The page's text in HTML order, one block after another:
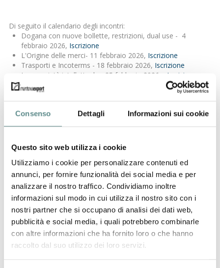
Consenso Dettagli Informazioni sui cookie
Questo sito web utilizza i cookie
Utilizziamo i cookie per personalizzare contenuti ed
annunci, per fornire funzionalità dei social media e per
analizzare il nostro traffico. Condividiamo inoltre
informazioni sul modo in cui utilizza il nostro sito con i
nostri partner che si occupano di analisi dei dati web,
pubblicità e social media, i quali potrebbero combinarle
con altre informazioni che ha fornito loro o che hanno
raccolto dal suo utilizzo dei loro servizi.
Di seguito il calendario degli incontri:
Dogana con nuove bollette, restrizioni, dual use - 4
febbraio 2026, Iscrizione
L'Origine delle merci- 11 febbraio 2026, Iscrizione
Trasporti e Incoterms - 18 febbraio 2026, Iscrizione
La proprietà intellettuale - 25 febbraio 2026, Iscrizione
Per informazioni: commercio.estero.mn@cmp.camcom.it
Con i migliori saluti
successivo:india